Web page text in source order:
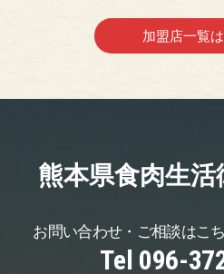
加盟店一覧
熊本県食肉生活
お問い合わせ・ご相談はこ
Tel 096-